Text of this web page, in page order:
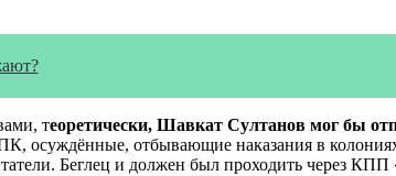
теоретически, Шавкат Султанов мог бы
осуждённые, отбывающие наказания в
Беглец и должен был проходить через